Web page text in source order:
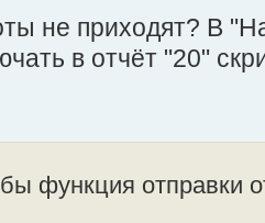
не приходят? В
в отчёт "20"
функция отправки